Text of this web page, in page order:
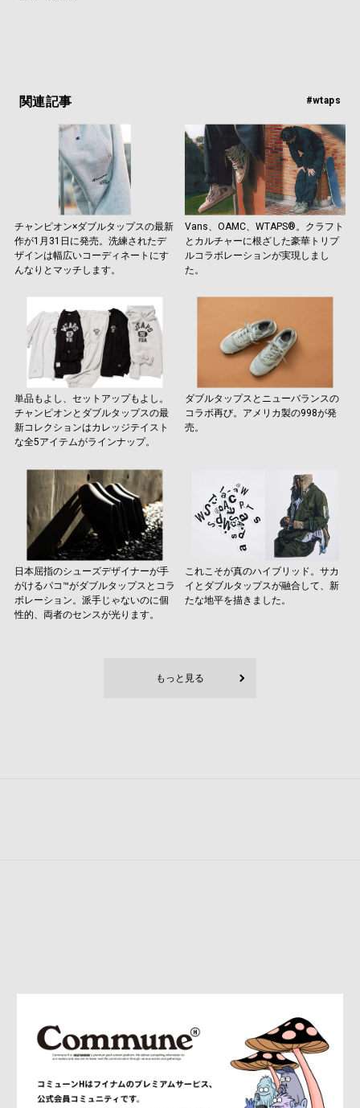
関連記事 #wtaps
チャンピオン×ダブルタップスの最新
作が1月31日に発売。洗練されたデ
ザインは幅広いコーディネートにす
んなりとマッチします。
Vans、OAMC、WTAPS®。クラフト
とカルチャーに根ざした豪華トリプ
ルコラボレーションが実現しまし
た。
単品もよし、セットアップもよし。
チャンピオンとダブルタップスの最
新コレクションはカレッジテイスト
な全5アイテムがラインナップ。
ダブルタップスとニューバランスの
コラボ再び。アメリカ製の998が発
売。
日本屈指のシューズデザイナーが手
がけるパコ™がダブルタップスとコラ
ボレーション。派手じゃないのに個
性的、両者のセンスが光ります。
これこそが真のハイブリッド。サカ
イとダブルタップスが融合して、新
たな地平を描きました。
もっと見る